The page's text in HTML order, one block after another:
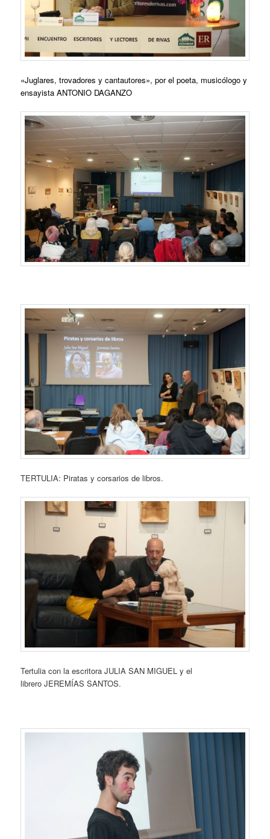
«Juglares, trovadores y cantautores», por el poeta, musicólogo y
ensayista ANTONIO DAGANZO
TERTULIA: Piratas y corsarios de libros.
Tertulia con la escritora JULIA SAN MIGUEL y el
librero JEREMÍAS SANTOS.